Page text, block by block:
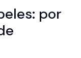
por